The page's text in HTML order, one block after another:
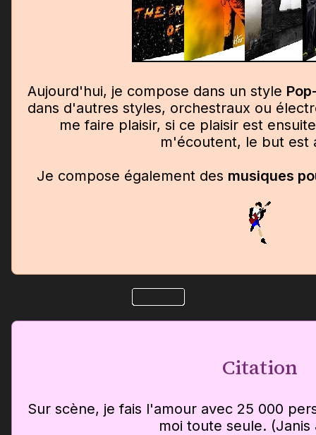
Aujourd'hui, je compose dans un style
dans d'autres styles, orchestraux ou
me faire plaisir, si ce plaisir est
m'écoutent, le but est
Je compose également des musiques
Citation
Sur scène, je fais l'amour avec 25 000
moi toute seule. (Janis